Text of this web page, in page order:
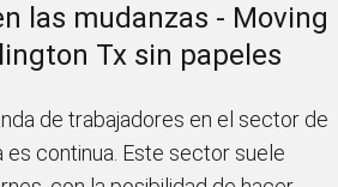
las mudanzas - Moving
Tx sin papeles
de trabajadores en el sector de
continua. Este sector suele